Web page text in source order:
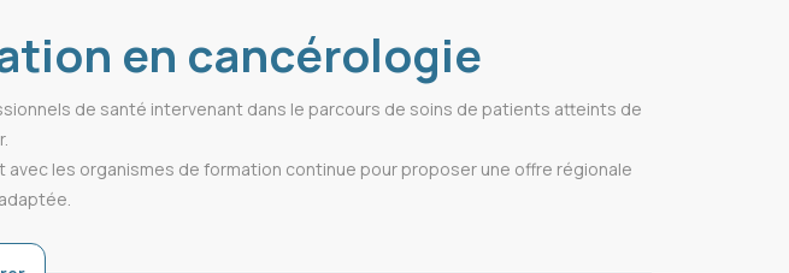
en cancérologie
de santé intervenant dans le parcours de soins de patients atteints de
les organismes de formation continue pour proposer une offre régionale